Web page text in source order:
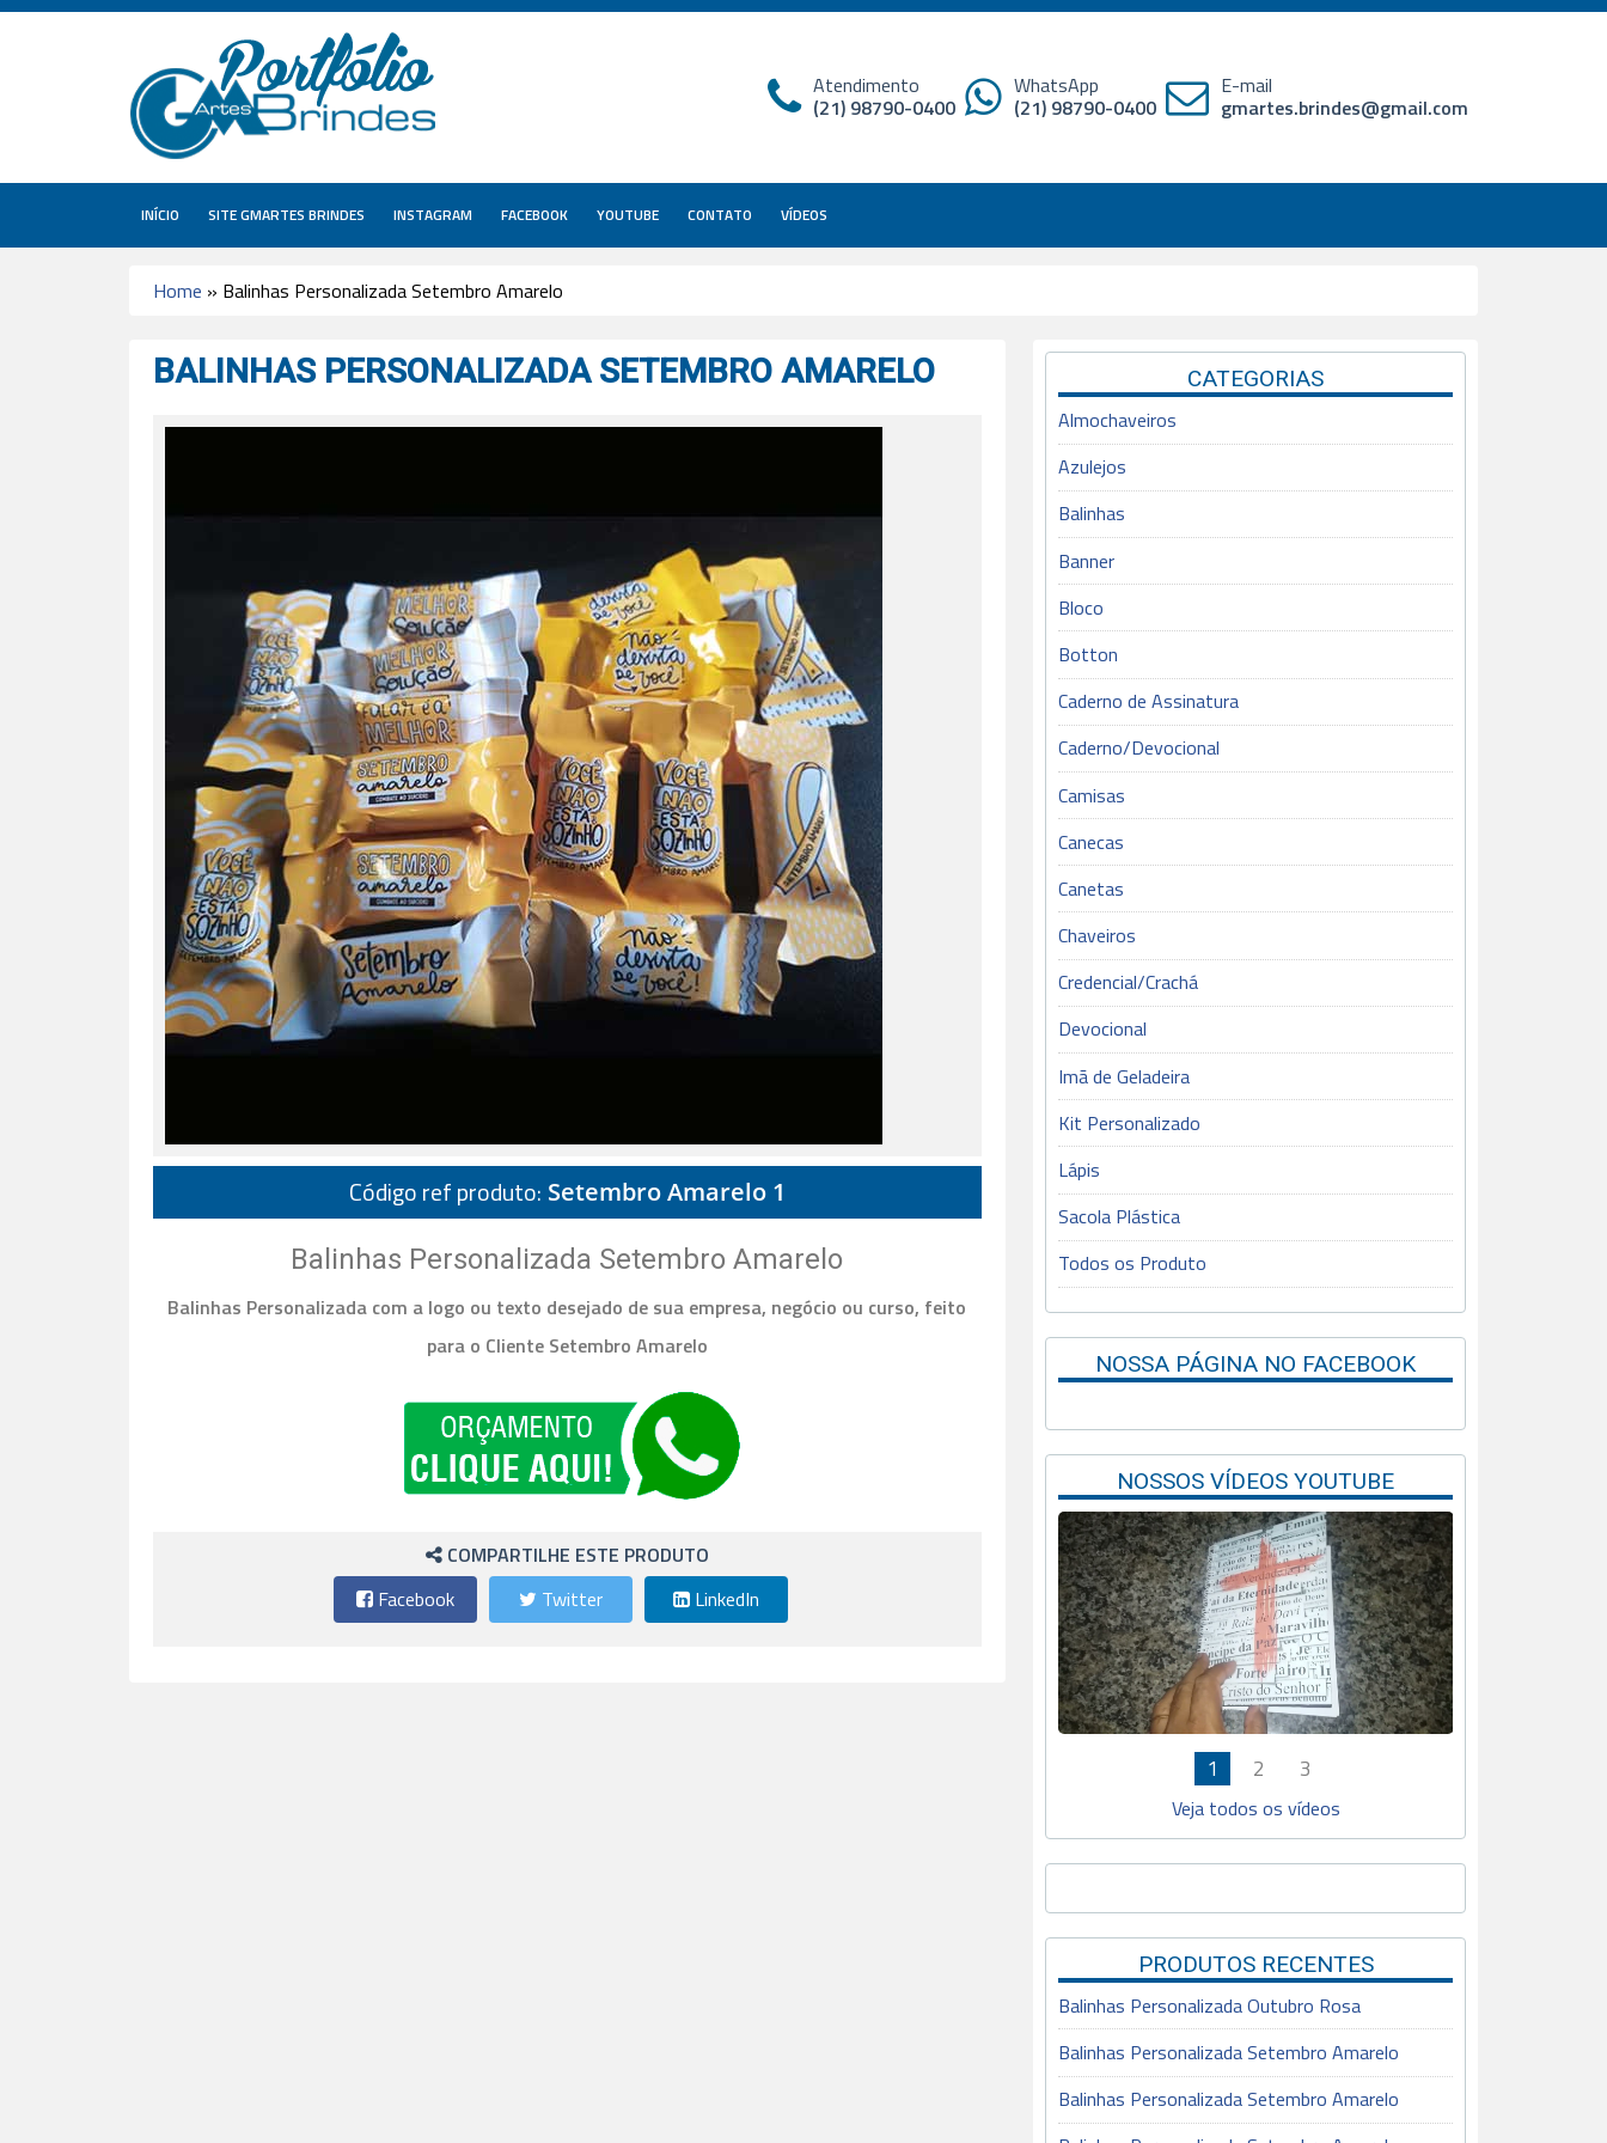
Atendimento
(21) 98790-0400
WhatsApp
(21) 98790-0400
E-mail
gmartes.brindes@gmail.com
INÍCIO SITE GMARTES BRINDES INSTAGRAM FACEBOOK YOUTUBE CONTATO VÍDEOS
Home » Balinhas Personalizada Setembro Amarelo
BALINHAS PERSONALIZADA SETEMBRO AMARELO
Código ref produto: Setembro Amarelo 1
Balinhas Personalizada Setembro Amarelo
Balinhas Personalizada com a logo ou texto desejado de sua empresa, negócio ou curso, feito
para o Cliente Setembro Amarelo
COMPARTILHE ESTE PRODUTO
Facebook
Twitter LinkedIn
CATEGORIAS
Almochaveiros
Azulejos
Balinhas
Banner
Bloco
Botton
Caderno de Assinatura
Caderno/Devocional
Camisas
Canecas
Canetas
Chaveiros
Credencial/Crachá
Devocional
Imã de Geladeira
Kit Personalizado
Lápis
Sacola Plástica
Todos os Produto
NOSSA PÁGINA NO FACEBOOK
NOSSOS VÍDEOS YOUTUBE
1 2 3
Veja todos os vídeos
PRODUTOS RECENTES
Balinhas Personalizada Outubro Rosa
Balinhas Personalizada Setembro Amarelo
Balinhas Personalizada Setembro Amarelo